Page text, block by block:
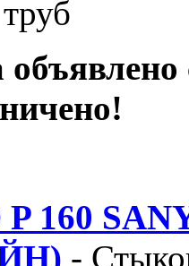
160
-